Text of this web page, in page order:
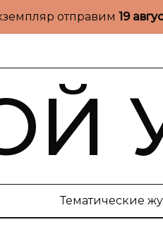
отправим 19
Тематические